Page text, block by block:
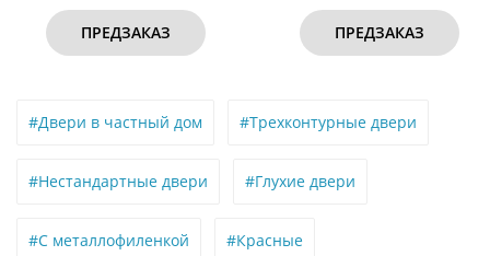
ПРЕДЗАКАЗ ПРЕДЗАКАЗ
#Двери в частный дом #Трехконтурные двери
#Нестандартные двери #Глухие двери
#С металлофиленкой #Красные